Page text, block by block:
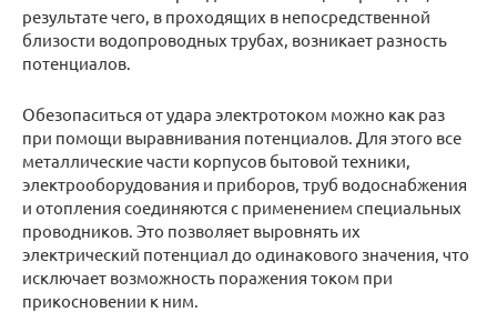
результате чего, в проходящих в непосредственной
близости водопроводных трубах, возникает разность
потенциалов.
Обезопаситься от удара электротоком можно как раз
при помощи выравнивания потенциалов. Для этого все
металлические части корпусов бытовой техники,
электрооборудования и приборов, труб водоснабжения
и отопления соединяются с применением специальных
проводников. Это позволяет выровнять их
электрический потенциал до одинакового значения, что
исключает возможность поражения током при
прикосновении к ним.